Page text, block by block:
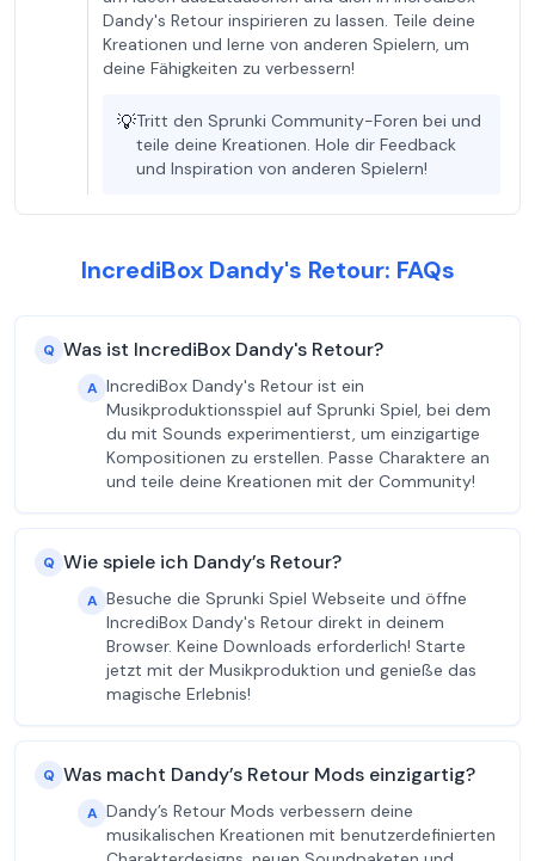
Dandy's Retour inspirieren zu lassen. Teile deine
Kreationen und lerne von anderen Spielern, um
deine Fähigkeiten zu verbessern!
💡Tritt den Sprunki Community-Foren bei und
teile deine Kreationen. Hole dir Feedback
und Inspiration von anderen Spielern!
IncrediBox Dandy's Retour: FAQs
Q Was ist IncrediBox Dandy's Retour?
A IncrediBox Dandy's Retour ist ein
Musikproduktionsspiel auf Sprunki Spiel, bei dem
du mit Sounds experimentierst, um einzigartige
Kompositionen zu erstellen. Passe Charaktere an
und teile deine Kreationen mit der Community!
Q Wie spiele ich Dandy’s Retour?
A Besuche die Sprunki Spiel Webseite und öffne
IncrediBox Dandy's Retour direkt in deinem
Browser. Keine Downloads erforderlich! Starte
jetzt mit der Musikproduktion und genieße das
magische Erlebnis!
Q Was macht Dandy’s Retour Mods einzigartig?
A Dandy’s Retour Mods verbessern deine
musikalischen Kreationen mit benutzerdefinierten